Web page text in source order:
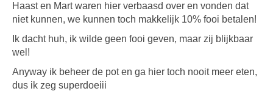
Haast en Mart waren hier verbaasd over en vonden dat
niet kunnen, we kunnen toch makkelijk 10% fooi betalen!
Ik dacht huh, ik wilde geen fooi geven, maar zij blijkbaar
wel!
Anyway ik beheer de pot en ga hier toch nooit meer eten,
dus ik zeg superdoeiii